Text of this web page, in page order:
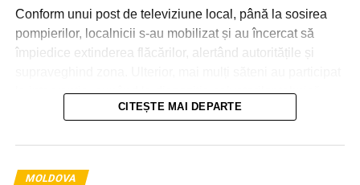
Conform unui post de televiziune local, până la sosirea
pompierilor, localnicii s-au mobilizat și au încercat să
împiedice extinderea flăcărilor, alertând autoritățile și
la intervenție, punând la dispoziția salvatorilor tehnică
agricolă și transportând apă pentru stingerea incendiului.
CITEȘTE MAI DEPARTE
MOLDOVA